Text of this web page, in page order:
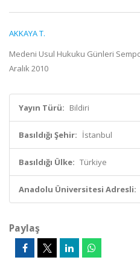
AKKAYA T.
Medeni Usul Hukuku Günleri
Aralık 2010
Yayın Türü: Bildiri
Basıldığı Şehir: İstanbul
Basıldığı Ülke: Türkiye
Anadolu Üniversitesi Adresli:
Paylaş